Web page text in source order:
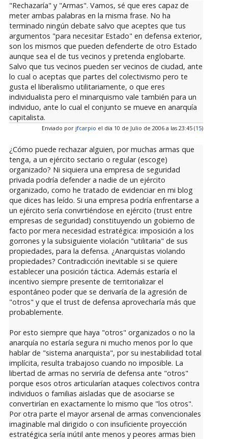
"Rechazaría" y "Armas". Vamos, sé que eres capaz de
meter ambas palabras en la misma frase. No ha
terminado ningún debate salvo que aceptes que tus
argumentos "para necesitar Estado" en defensa exterior,
son los mismos que pueden defenderte de otro Estado
aunque sea el de tus vecinos y pretenda englobarte.
Salvo que tus vecinos pueden ser vecinos de ciudad, ante
lo cual o aceptas que partes del colectivismo pero te
gusta el liberalismo utilitariamente, o que eres
individualista pero el minarquismo vale también para un
individuo, ante lo cual el conjunto se mueve en anarquía
capitalista.
Enviado por jfcarpio el día 10 de Julio de 2006 a las 23:45 (15)
¿Cómo puede rechazar alguien, por muchas armas que
tenga, a un ejército sectario o regular (escoge)
organizado? Ni siquiera una empresa de seguridad
privada podría defender a nadie de un ejército
organizado, como he tratado de evidenciar en mi blog
que dices has leído. Si una empresa podría enfrentarse a
un ejército sería convirtiéndose en ejército (trust entre
empresas de seguridad) constituyendo un gobierno de
facto por mera necesidad estratégica: imposición a los
gorrones y la subsiguiente violación "utilitaria" de sus
propiedades, para la defensa. ¿Anarquistas violando
propiedades? Contradicción inevitable si se quiere
establecer una posición táctica. Además estaría el
incentivo siempre presente de territorializar el
espontáneo poder que se derivaría de la agresión de
"otros" y que el trust de defensa aprovecharía más que
probablemente.
Por esto siempre que haya "otros" organizados o no la
anarquía no estaría segura ni mucho menos por lo que
hablar de "sistema anarquista", por su inestabilidad total
implícita, resulta trabajoso cuando no imposible. La
libertad de armas no serviría de defensa ante "otros"
porque esos otros articularían ataques colectivos contra
individuos o familias aisladas que de asociarse se
convertirían en exactamente lo mismo que "los otros".
Por otra parte el mayor arsenal de armas convencionales
imaginable mal dirigido o con insuficiente proyección
estratégica sería inútil ante menos y peores armas bien